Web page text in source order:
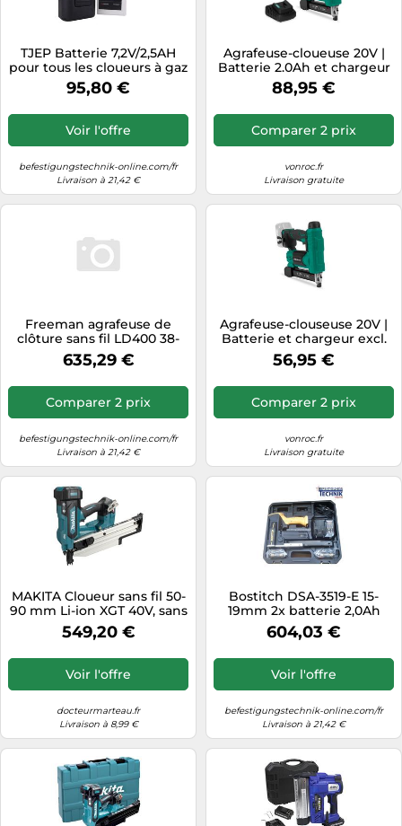
TJEP Batterie 7,2V/2,5AH
pour tous les cloueurs à gaz
3G TJEP KMR Fischer FGC
100-B
95,80 €
Voir l'offre
befestigungstechnik-online.com/fr
Livraison à 21,42 €
Agrafeuse-cloueuse 20V |
Batterie 2.0Ah et chargeur
incl.
88,95 €
Comparer 2 prix
vonroc.fr
Livraison gratuite
Freeman agrafeuse de
clôture sans fil LD400 38-
50mm 2x4,0Ah pour
agrafes de clôture 9G
635,29 €
Comparer 2 prix
befestigungstechnik-online.com/fr
Livraison à 21,42 €
Agrafeuse-clouseuse 20V |
Batterie et chargeur excl.
56,95 €
Comparer 2 prix
vonroc.fr
Livraison gratuite
MAKITA Cloueur sans fil 50-
90 mm Li-ion XGT 40V, sans
batterie BN002GZ
549,20 €
Voir l'offre
docteurmarteau.fr
Livraison à 8,99 €
Bostitch DSA-3519-E 15-
19mm 2x batterie 2,0Ah
Agrafeuse à fermeture de
carton Agrafeuse à
604,03 €
Voir l'offre
befestigungstechnik-online.com/fr
Livraison à 21,42 €